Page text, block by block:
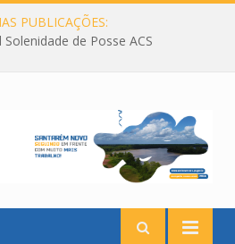
PUBLICAÇÕES:
Solenidade de Posse ACS